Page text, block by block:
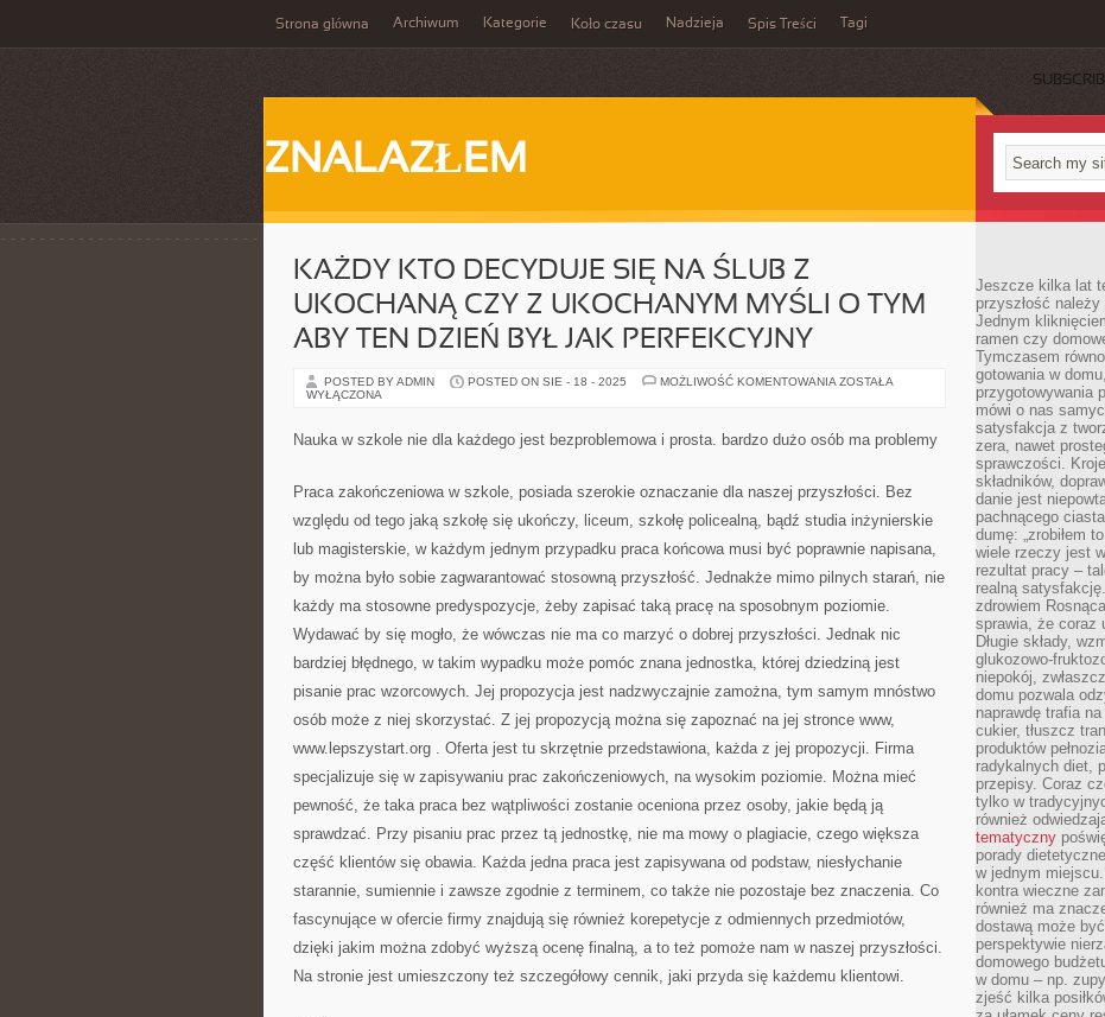
Strona główna Archiwum Kategorie Koło czasu Nadzieja Spis Treści Tagi
ZNALAZŁEM
KAŻDY KTO DECYDUJE SIĘ NA ŚLUB Z
UKOCHANĄ CZY Z UKOCHANYM MYŚLI O TYM
ABY TEN DZIEŃ BYŁ JAK PERFEKCYJNY
POSTED BY ADMIN POSTED ON SIE - 18 - 2025 MOŻLIWOŚĆ KOMENTOWANIA KAŻDY
ŚLUB
CZY
Z
MYŚLI
TYM
TEN
DZIEŃ
BYŁ
JAK
PERFEKCYJNY
ZOSTAŁA
WYŁĄCZONA
Nauka w szkole nie dla każdego jest bezproblemowa i prosta. bardzo dużo osób ma problemy
Praca zakończeniowa w szkole, posiada szerokie oznaczanie dla naszej przyszłości. Bez
względu od tego jaką szkołę się ukończy, liceum, szkołę policealną, bądź studia inżynierskie
lub magisterskie, w każdym jednym przypadku praca końcowa musi być poprawnie napisana,
by można było sobie zagwarantować stosowną przyszłość. Jednakże mimo pilnych starań, nie
każdy ma stosowne predyspozycje, żeby zapisać taką pracę na sposobnym poziomie.
Wydawać by się mogło, że wówczas nie ma co marzyć o dobrej przyszłości. Jednak nic
bardziej błędnego, w takim wypadku może pomóc znana jednostka, której dziedziną jest
pisanie prac wzorcowych. Jej propozycja jest nadzwyczajnie zamożna, tym samym mnóstwo
osób może z niej skorzystać. Z jej propozycją można się zapoznać na jej stronce www,
www.lepszystart.org . Oferta jest tu skrzętnie przedstawiona, każda z jej propozycji. Firma
specjalizuje się w zapisywaniu prac zakończeniowych, na wysokim poziomie. Można mieć
pewność, że taka praca bez wątpliwości zostanie oceniona przez osoby, jakie będą ją
sprawdzać. Przy pisaniu prac przez tą jednostkę, nie ma mowy o plagiacie, czego większa
część klientów się obawia. Każda jedna praca jest zapisywana od podstaw, niesłychanie
starannie, sumiennie i zawsze zgodnie z terminem, co także nie pozostaje bez znaczenia. Co
fascynujące w ofercie firmy znajdują się również korepetycje z odmiennych przedmiotów,
dzięki jakim można zdobyć wyższą ocenę finalną, a to też pomoże nam w naszej przyszłości.
Na stronie jest umieszczony też szczegółowy cennik, jaki przyda się każdemu klientowi.
Jeszcze kilka lat
przyszłość
Jednym
ramen czy
Tymczasem
gotowania w
przygotowywania
mówi o nas
satysfakcja z
zera, nawet
sprawczości.
składników,
danie jest
pachnącego
dumę: „zrobiłem
wiele rzeczy jest
rezultat pracy –
realną
zdrowiem
sprawia, że coraz
Długie składy,
glukozowo-
niepokój,
domu pozwala
naprawdę trafia
cukier, tłuszcz
produktów
radykalnych diet,
przepisy. Coraz
tylko w
również
tematyczny
porady
w jednym
kontra wieczne
również ma
dostawą może
perspektywie
domowego
w domu – np.
zjeść kilka